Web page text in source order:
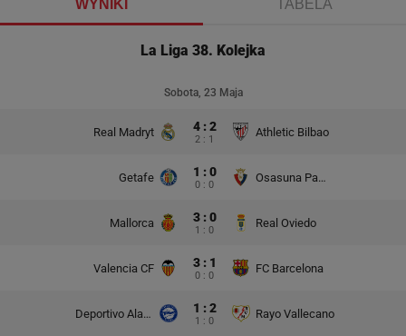
WYNIKI TABELA
La Liga 38. Kolejka
Sobota, 23 Maja
Real Madryt 4 : 2
2 : 1
Athletic Bilbao
Getafe 1 : 0
0 : 0
Osasuna Pampeluna
Mallorca 3 : 0
1 : 0
Real Oviedo
Valencia CF 3 : 1
0 : 0
FC Barcelona
Deportivo Alaves 1 : 2
1 : 0
Rayo Vallecano